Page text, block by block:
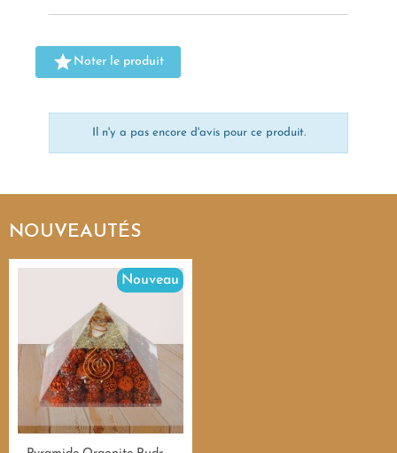
 Noter le produit
Il n'y a pas encore d'avis pour ce produit.
NOUVEAUTÉS
Nouveau